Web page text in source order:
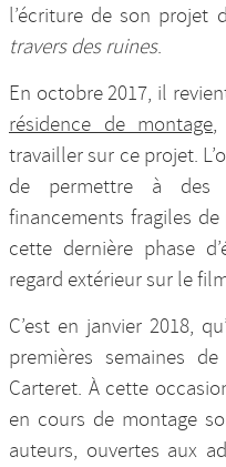
l’écriture de son projet
travers des ruines.
En octobre 2017, il
résidence de montage,
travailler sur ce projet.
de permettre à
financements fragiles
cette dernière phase
regard extérieur sur le
C’est en janvier 2018,
premières semaines
Carteret. À cette
en cours de montage
auteurs, ouvertes aux